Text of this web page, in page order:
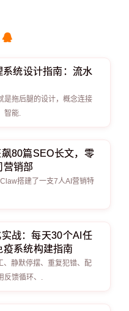
统设计指南：流水
是拖后腿的设计，概念连接
智能.
80篇SEO长文，零
营销部
搭建了一支7人AI营销特
战：每天30个AI任
系统构建指南
、静默停摆、重复犯错、配
馈循环、.